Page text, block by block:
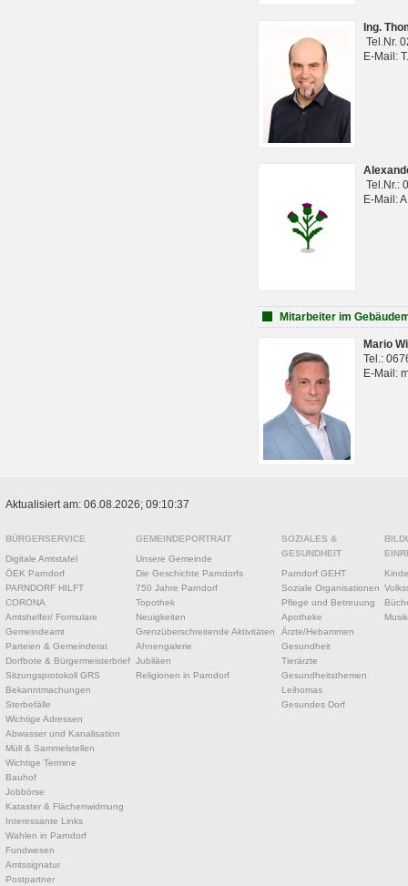
Ing.
Tel.Nr.
E-Mail:
Tel.Nr.:
E-Mail:
Mitarbeiter im
Mario
Tel.:
E-Mail:
Aktualisiert am: 06.08.2026; 09:10:37
BÜRGERSERVICE
Digitale Amtstafel
ÖEK Parndorf
PARNDORF HILFT
CORONA
Amtshelfer/ Formulare
Gemeindeamt
Parteien & Gemeinderat
Dorfbote & Bürgermeisterbrief
Sitzungsprotokoll GRS
Bekanntmachungen
Sterbefälle
Wichtige Adressen
Abwasser und Kanalisation
Müll & Sammelstellen
Wichtige Termine
Bauhof
Jobbörse
Kataster & Flächenwidmung
Interessante Links
Wahlen in Parndorf
Fundwesen
Amtssignatur
Postpartner
GEMEINDEPORTRAIT
Unsere Gemeinde
Die Geschichte Parndorfs
750 Jahre Parndorf
Topothek
Neuigkeiten
Grenzüberschreitende Aktivitäten
Ahnengalerie
Jubiläen
Religionen in Parndorf
SOZIALES &
GESUNDHEIT
Parndorf GEHT
Soziale Organisationen
Pflege und Betreuung
Apotheke
Ärzte/Hebammen
Gesundheit
Tierärzte
Gesundheitsthemen
Leihomas
Gesundes Dorf